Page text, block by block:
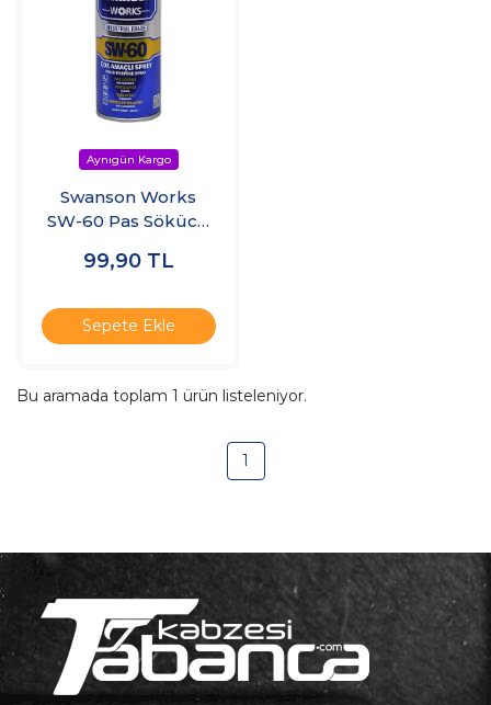
Swanson Works
SW-60 Pas Sökücü
Çok Amaçlı Sprey
99,90 TL
Sepete Ekle
Bu aramada toplam 1 ürün listeleniyor.
1